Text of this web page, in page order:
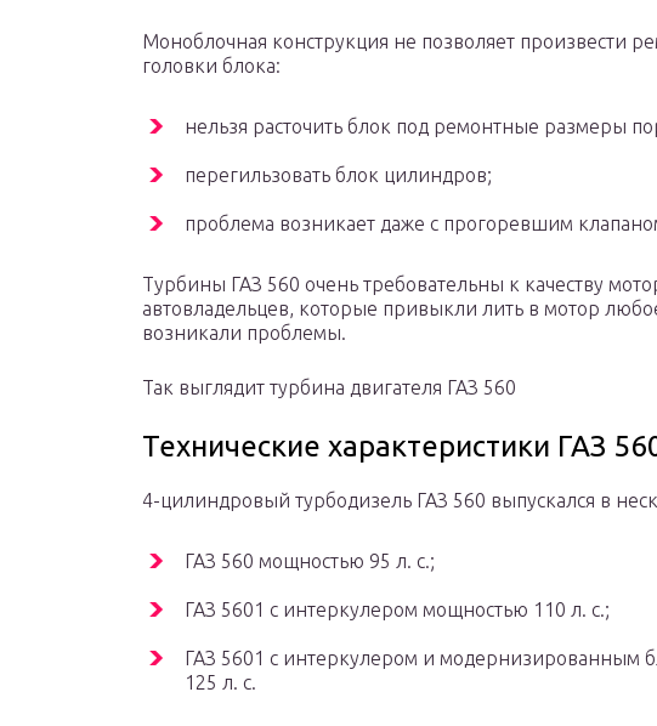
Моноблочная конструкция не позволяет произвести
головки блока:
нельзя расточить блок под ремонтные размеры
перегильзовать блок цилиндров;
проблема возникает даже с прогоревшим
Турбины ГАЗ 560 очень требовательны к качеству
автовладельцев, которые привыкли лить в мотор
возникали проблемы.
Так выглядит турбина двигателя ГАЗ 560
Технические характеристики ГАЗ
4-цилиндровый турбодизель ГАЗ 560 выпускался в
ГАЗ 560 мощностью 95 л. с.;
ГАЗ 5601 с интеркулером мощностью 110 л. с.;
ГАЗ 5601 с интеркулером и модернизированным
125 л. с.